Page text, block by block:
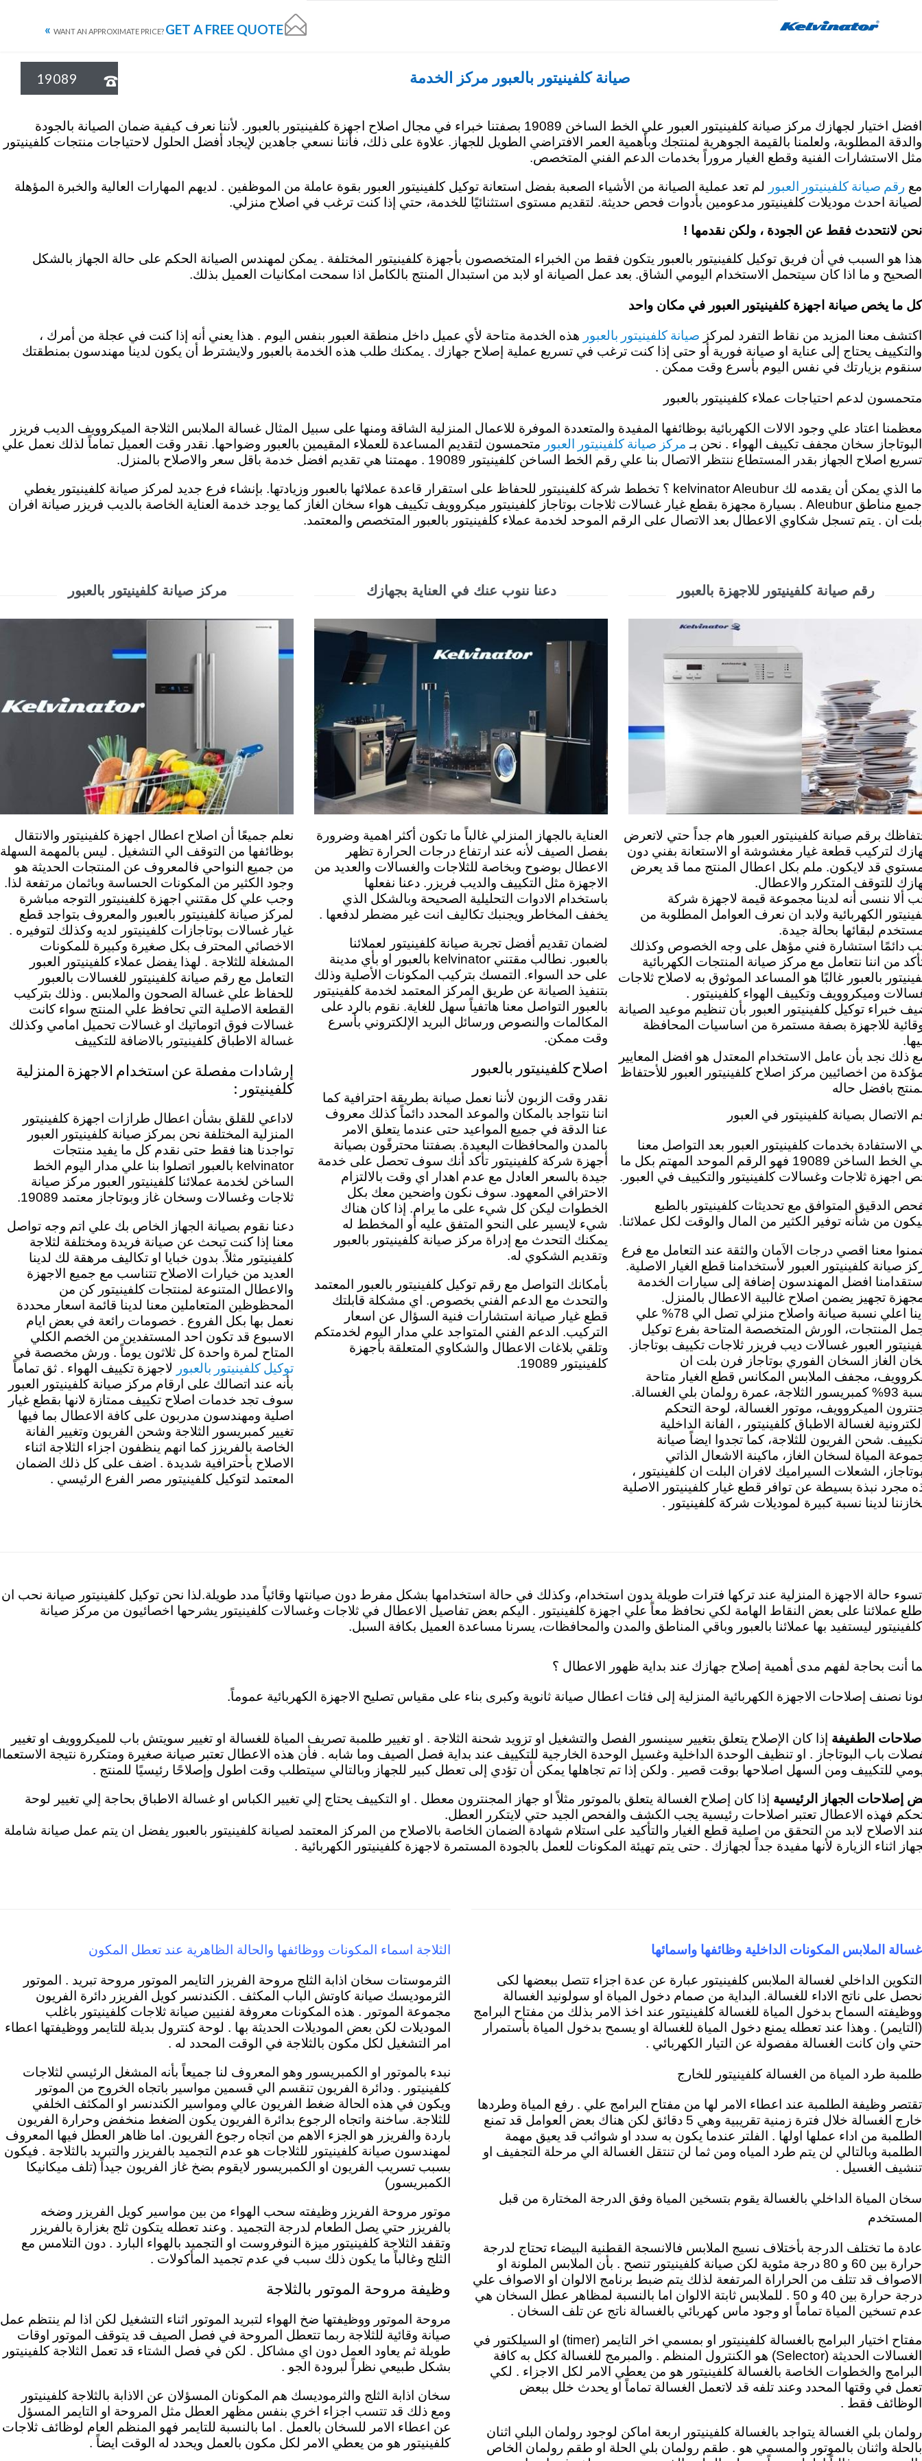
Skip

GET A FREE QUOTE »
صيانة كلفينيتور بالعبور مركز الخدمة 
19089
افضل اختيار لجهازك مركز صيانة كلفينيتور العبور علي الخط الساخن 19089 بصفتنا خبراء في مجال اصلاح اجهزة كلفينيتور بالعبور. لأننا نعرف كيفية ضمان الصيانة بالجودة
والدقة المطلوبة، ولعلمنا بالقيمة الجوهرية لمنتجك وبأهمية العمر الافتراضي الطويل للجهاز. علاوة على ذلك، فأننا نسعي جاهدين لإيجاد أفضل الحلول لاحتياجات منتجات كلفينيتور
مثل الاستشارات الفنية وقطع الغيار مروراً بخدمات الدعم الفني المتخصص.
مع رقم صيانة كلفينيتور العبور
لم تعد عملية الصيانة من الأشياء الصعبة بفضل استعانة توكيل كلفينيتور العبور بقوة عاملة من الموظفين . لديهم المهارات العالية والخبرة المؤهلة
لصيانة احدث موديلات كلفينيتور مدعومين بأدوات فحص حديثة. لتقديم مستوى استثنائيًا للخدمة، حتي إذا كنت ترغب في اصلاح منزلي.
نحن لانتحدث فقط عن الجودة ، ولكن نقدمها !
هذا هو السبب في أن فريق توكيل كلفينيتور بالعبور يتكون فقط من الخبراء المتخصصون بأجهزة كلفينيتور المختلفة . يمكن لمهندس الصيانة الحكم على حالة الجهاز بالشكل
الصحيح و ما اذا كان سيتحمل الاستخدام اليومي الشاق. بعد عمل الصيانة او لابد من استبدال المنتج بالكامل اذا سمحت امكانيات العميل بذلك.
كل ما يخص صيانة اجهزة كلفينيتور العبور في مكان واحد
اكتشف معنا المزيد من نقاط التفرد لمركز صيانة كلفينيتور بالعبور هذه الخدمة متاحة لأي عميل داخل منطقة العبور بنفس اليوم . هذا يعني أنه إذا كنت في عجلة من أمرك ،
والتكييف يحتاج إلى عناية او صيانة فورية أو حتى إذا كنت ترغب في تسريع عملية إصلاح جهازك . يمكنك طلب هذه الخدمة بالعبور ولايشترط أن يكون لدينا مهندسون بمنطقتك
سنقوم بزيارتك في نفس اليوم بأسرع وقت ممكن .
متحمسون لدعم احتياجات عملاء كلفينيتور بالعبور
معظمنا اعتاد علي وجود الالات الكهربائية بوظائفها المفيدة والمتعددة الموفرة للاعمال المنزلية الشاقة ومنها على سبيل المثال غسالة الملابس الثلاجة الميكروويف الديب فريزر
البوتاجاز سخان مجفف تكييف الهواء . نحن بـ مركز صيانة كلفينيتور العبور متحمسون لتقديم المساعدة للعملاء المقيمين بالعبور وضواحها. نقدر وقت العميل تماماً لذلك نعمل علي
تسريع اصلاح الجهاز بقدر المستطاع ننتظر الاتصال بنا علي رقم الخط الساخن كلفينيتور 19089 . مهمتنا هي تقديم افضل خدمة باقل سعر والاصلاح بالمنزل.
ما الذي يمكن أن يقدمه لك kelvinator Aleubur ؟
تخطط شركة كلفينيتور للحفاظ على استقرار قاعدة عملائها بالعبور وزيادتها. بإنشاء فرع جديد لمركز صيانة كلفينيتور يغطي
جميع مناطق Aleubur . بسيارة مجهزة بقطع غيار غسالات ثلاجات بوتاجاز كلفينيتور ميكروويف تكييف هواء سخان الغاز كما يوجد خدمة العناية الخاصة بالديب فريزر صيانة افران
بلت ان . يتم تسجل شكاوي الاعطال بعد الاتصال على الرقم الموحد لخدمة عملاء كلفينيتور بالعبور المتخصص والمعتمد.
مركز صيانة كلفينيتور بالعبور
نعلم جميعًا أن اصلاح اعطال اجهزة كلفينيتور والانتقال
بوظائفها من التوقف الي التشغيل . ليس بالمهمة السهلة
من جميع النواحي فالمعروف عن المنتجات الحديثة هو
وجود الكثير من المكونات الحساسة وباثمان مرتفعة لذا.
وجب علي كل مقتني اجهزة كلفينيتور التوجه مباشرة
لمركز صيانة كلفينيتور بالعبور والمعروف بتواجد قطع
غيار غسالات بوتاجازات كلفينيتور لديه وكذلك لتوفيره .
الاخصائي المحترف بكل صغيرة وكبيرة للمكونات
المشغلة للثلاجة . لهذا يفضل عملاء كلفينيتور العبور
التعامل مع رقم صيانة كلفينيتور للغسالات بالعبور
للحفاظ علي غسالة الصحون والملابس . وذلك بتركيب
القطعة الاصلية التي تحافظ علي المنتج سواء كانت
غسالات فوق اتوماتيك او غسالات تحميل امامي وكذلك
غسالة الاطباق كلفينيتور بالاضافة للتكييف
إرشادات مفصلة عن استخدام الاجهزة المنزلية
كلفينيتور :
لاداعي للقلق بشأن اعطال طرازات اجهزة كلفينيتور
المنزلية المختلفة نحن بمركز صيانة كلفينيتور العبور
تواجدنا هنا فقط حتى نقدم كل ما يفيد منتجات
kelvinator بالعبور اتصلوا بنا علي مدار اليوم الخط
الساخن لخدمة عملائنا كلفينيتور العبور مركز صيانة
ثلاجات وغسالات وسخان غاز وبوتاجاز معتمد 19089.
دعنا نقوم بصيانة الجهاز الخاص بك علي اتم وجه تواصل
معنا إذا كنت تبحث عن صيانة فريدة ومختلفة لثلاجة
كلفينيتور مثلاً. بدون خبايا او تكاليف مرهقة لك لدينا
العديد من خيارات الاصلاح تتناسب مع جميع الاجهزة
والاعطال المتنوعة لمنتجات كلفينيتور كن من
المحظوظين المتعاملين معنا لدينا قائمة اسعار محددة
نعمل بها بكل الفروع . خصومات رائعة في بعض ايام
الاسبوع قد تكون احد المستفدين من الخصم الكلي
المتاح لمرة واحدة كل ثلاثون يوماً . ورش مخصصة في
توكيل كلفينيتور بالعبور
لاجهزة تكييف الهواء . ثق تماماً
بأنه عند اتصالك على ارقام مركز صيانة كلفينيتور العبور
سوف تجد خدمات اصلاح تكييف ممتازة لانها بقطع غيار
اصلية ومهندسون مدربون على كافة الاعطال بما فيها
تغيير كمبريسور الثلاجة وشحن الفريون وتغيير الفانة
الخاصة بالفريزز كما انهم ينظفون اجزاء الثلاجة اثناء
الاصلاح بأحترافية شديدة . اضف على كل ذلك الضمان
المعتمد لتوكيل كلفينيتور مصر الفرع الرئيسي .
دعنا ننوب عنك في العناية بجهازك
العناية بالجهاز المنزلي غالباً ما تكون أكثر اهمية وضرورة
بفصل الصيف لأنه عند ارتفاع درجات الحرارة تظهر
الاعطال بوضوح وبخاصة للثلاجات والغسالات والعديد من
الاجهزة مثل التكييف والديب فريزر. دعنا نفعلها
باستخدام الادوات التحليلية الصحيحة وبالشكل الذي
يخفف المخاطر ويجنبك تكاليف انت غير مضطر لدفعها .
لضمان تقديم أفضل تجربة صيانة كلفينيتور لعملائنا
بالعبور. نطالب مقتني kelvinator بالعبور او بأي مدينة
على حد السواء. التمسك بتركيب المكونات الأصلية وذلك
بتنفيذ الصيانة عن طريق المركز المعتمد لخدمة كلفينيتور
بالعبور التواصل معنا هاتفياً سهل للغاية. نقوم بالرد على
المكالمات والنصوص ورسائل البريد الإلكتروني بأسرع
وقت ممكن.
اصلاح كلفينيتور بالعبور
نقدر وقت الزبون لأننا نعمل صيانة بطريقة احترافية كما
اننا نتواجد بالمكان والموعد المحدد دائماً كذلك معروف
عنا الدقة في جميع المواعيد حتى عندما يتعلق الامر
بالمدن والمحافظات البعيدة. بصفتنا محترفًون بصيانة
أجهزة شركة كلفينيتور تأكد أنك سوف تحصل على خدمة
جيدة بالسعر العادل مع عدم اهدار اي وقت بالالتزام
الاحترافي المعهود. سوف نكون واضحين معك بكل
الخطوات ليكن كل شيء على ما يرام. إذا كان هناك
شيء لايسير على النحو المتفق عليه أو المخطط له
يمكنك التحدث مع إدراة مركز صيانة كلفينيتور بالعبور
وتقديم الشكوي له.
بأمكانك التواصل مع رقم توكيل كلفينيتور بالعبور المعتمد
والتحدث مع الدعم الفني بخصوص. اي مشكلة قابلتك
قطع غيار صيانة استشارات فنية السؤال عن اسعار
التركيب. الدعم الفني المتواجد علي مدار اليوم لخدمتكم
وتلقي بلاغات الاعطال والشكاوي المتعلقة بأجهزة
كلفينيتور 19089.
رقم صيانة كلفينيتور للاجهزة بالعبور
برقم صيانة كلفينيتور العبور هام جداً حتي لاتعرض
لتركيب قطعة غيار مغشوشة او الاستعانة بفني دون
قد لايكون. ملم بكل اعطال المنتج مما قد يعرض
للتوقف المتكرر والاعطال.
ألا ننسى أنه لدينا مجموعة قيمة لاجهزة شركة
الكهربائية ولابد ان نعرف العوامل المطلوبة من
لبقائها بحالة جيدة.
دائمًا استشارة فني مؤهل على وجه الخصوص وكذلك
من اننا نتعامل مع مركز صيانة المنتجات الكهربائية
بالعبور غالبًا هو المساعد الموثوق به لاصلاح ثلاجات
وميكروويف وتكييف الهواء كلفينيتور .
خبراء توكيل كلفينيتور العبور بأن تنظيم موعيد الصيانة
للاجهزة بصفة مستمرة من اساسيات المحافظة
ذلك نجد بأن عامل الاستخدام المعتدل هو افضل المعايير
من اخصائيين مركز اصلاح كلفينيتور العبور للأحتفاظ
بافضل حاله
الاتصال بصيانة كلفينيتور في العبور
الاستفادة بخدمات كلفينيتور العبور بعد
التواصل معنا
علي الخط الساخن 19089 فهو الرقم الموحد المهتم بكل ما
اجهزة ثلاجات وغسالات كلفينيتور والتكييف في العبور.
الدقيق المتوافق مع تحديثات كلفينيتور بالطبع
من شأنه توفير الكثير من المال والوقت لكل عملائنا.
معنا اقصي درجات الاَمان والثقة عند التعامل مع فرع
صيانة كلفينيتور العبور لأستخدامنا قطع الغيار الاصلية.
افضل المهندسون إضافة إلى سيارات الخدمة
تجهيز يضمن اصلاح غالبية الاعطال بالمنزل.
لدينا اعلي نسبة صيانة واصلاح منزلي تصل الي 78% علي
المنتجات، الورش المتخصصة المتاحة بفرع توكيل
العبور غسالات ديب فريزر ثلاجات تكييف بوتاجاز.
الغاز السخان الفوري بوتاجاز فرن بلت ان
مجفف الملابس المكانس قطع الغيار متاحة
بنسبة 93% كمبريسور الثلاجة، عمرة رولمان بلي الغسالة.
الميكروويف، موتور الغسالة، لوحة التحكم
لغسالة الاطباق كلفينيتور ، الفانة الداخلية
شحن الفريون للثلاجة، كما تجدوا ايضاً صيانة
المياة لسخان الغاز، ماكينة الاشعال الذاتي
الشعلات السيراميك لافران البلت ان كلفينيتور ،
مجرد نبذة بسيطة عن توافر قطع غيار كلفينيتور الاصلية
لدينا نسبة كبيرة لموديلات شركة كلفينيتور .
تسوء حالة الاجهزة المنزلية عند تركها فترات طويلة بدون استخدام، وكذلك في حالة استخدامها بشكل مفرط دون صيانتها وقائياً مدد طويلة.لذا نحن توكيل كلفينيتور صيانة نحب ان
طلع عملائنا على بعض النقاط الهامة لكي نحافظ معاً علي اجهزة كلفينيتور . اليكم بعض تفاصيل الاعطال في ثلاجات وغسالات كلفينيتور يشرحها اخصائيون من مركز صيانة
كلفينيتور ليستفيد بها عملائنا بالعبور وباقي المناطق والمدن والمحافظات، يسرنا مساعدة العميل بكافة السبل.
أنت بحاجة لفهم مدى أهمية إصلاح جهازك عند بداية ظهور الاعطال ؟
نصنف إصلاحات الاجهزة الكهربائية المنزلية إلى فئات اعطال صيانة ثانوية وكبرى بناء على مقياس تصليح الاجهزة الكهربائية عموماً.
الطفيفة إذا كان الإصلاح يتعلق بتغيير سينسور الفصل والتشغيل او تزويد شحنة الثلاجة . او تغيير طلمبة تصريف المياة للغسالة او تغيير سويتش باب للميكروويف او تغيير
باب البوتاجاز . او تنظيف الوحدة الداخلية وغسيل الوحدة الخارجية للتكييف عند بداية فصل الصيف وما شابه . فأن هذه الاعطال تعتبر صيانة صغيرة ومتكررة نتيجة
للتكييف ومن السهل اصلاحها بوقت قصير . ولكن إذا تم تجاهلها يمكن أن تؤدي إلى تعطل كبير للجهاز وبالتالي سيتطلب وقت اطول وإصلاحًا رئيسيًا للمنتج .
إصلاحات الجهاز الرئيسية إذا كان إصلاح الغسالة يتعلق بالموتور مثلاً او جهاز المجنترون معطل . او التكييف يحتاج إلي تغيير الكباس او غسالة الاطباق بحاجة إلي تغيير لوحة
فهذه الاعطال تعتبر اصلاحات رئيسية يجب الكشف والفحص الجيد حتي لايتكرر العطل.
الاصلاح لابد من التحقق من اصلية قطع الغيار والتأكيد على استلام شهادة الضمان الخاصة بالاصلاح من المركز المعتمد لصيانة كلفينيتور بالعبور يفضل ان يتم عمل صيانة شاملة
اثناء الزيارة لأنها مفيدة جداً لجهازك . حتى يتم تهيئة المكونات للعمل بالجودة المستمرة لاجهزة كلفينيتور الكهربائية .
الثلاجة اسماء المكونات ووظائفها والحالة الظاهرية عند تعطل المكون
الثرموستات سخان اذابة الثلج مروحة الفريزر التايمر الموتور مروحة تبريد . الموتور
الثرموديسك صيانة كاوتش الباب المكثف . الكندنسر كويل الفريزر دائرة الفريون
مجموعة الموتور . هذه المكونات معروفة لفنيين صيانة ثلاجات كلفينيتور باغلب
الموديلات لكن بعض الموديلات الحديثة بها . لوحة كنترول بديلة للتايمر ووظيفتها اعطاء
امر التشغيل لكل مكون بالثلاجة في الوقت المحدد له .
نبدء بالموتور او الكمبريسور وهو المعروف لنا جميعاً بأنه المشغل الرئيسي لثلاجات
كلفينيتور . ودائرة الفريون تنقسم الي قسمين مواسير باتجاه الخروج من الموتور
ويكون في هذه الحالة ضغط الفريون عالي ومواسير الكندنسر او المكثف الخلفي
للثلاجة. ساخنة واتجاه الرجوع بدائرة الفريون يكون الضغط منخفض وحرارة الفريون
باردة والفريزر هو الجزء الاهم من اتجاه رجوع الفريون. اما ظاهر العطل فيها المعروف
لمهندسون صيانة كلفينيتور للثلاجات هو عدم التجميد بالفريزر والتبريد بالثلاجة . فيكون
بسبب تسريب الفريون او الكمبريسور لايقوم بضخ غاز الفريون جيداً (تلف ميكانيكا
الكمبريسور)
موتور مروحة الفريزر وظيفته سحب الهواء من بين مواسير كويل الفريزر وضخه
بالفريزر حتي يصل الطعام لدرجة التجميد . وعند تعطله يتكون ثلج بغزارة بالفريزر
وتقفد الثلاجة كلفينيتور ميزة النوفروست او التجميد بالهواء البارد . دون التلامس مع
الثلج وغالباً ما يكون ذلك سبب في عدم تجميد المأكولات .
وظيفة مروحة الموتور بالثلاجة
مروحة الموتور ووظيفتها ضخ الهواء لتبريد الموتور اثناء التشغيل لكن اذا لم ينتظم عمل
صيانة وقائية للثلاجة ربما تتعطل المروحة في فصل الصيف قد يتوقف الموتور اوقات
طويلة ثم يعاود العمل دون اي مشاكل . لكن في فصل الشتاء قد تعمل الثلاجة كلفينيتور
بشكل طبيعي نظراً لبرودة الجو .
سخان اذابة الثلج والثرموديسك هم المكونان المسؤلان عن الاذابة بالثلاجة كلفينيتور
ومع ذلك قد تتسب اجزاء اخري بنفس مظهر العطل مثل المروحة او التايمر المسؤل
عن اعطاء الامر للسخان بالعمل . اما بالنسبة للتايمر فهو المنظم العام لوظائف ثلاجات
كلفينيتور هو من يعطي الامر لكل مكون بالعمل ويحدد له الوقت ايضاً .
غسالة الملابس المكونات الداخلية وظائفها واسمائها
التكوين الداخلي لغسالة الملابس كلفينيتور عبارة عن عدة اجزاء تتصل ببعضها لكى
نحصل على ناتج الاداء للغسالة. البداية من صمام دخول المياة او سولونيد الغسالة
ووظيفته السماح بدخول المياة للغسالة كلفينيتور عند اخذ الامر بذلك من مفتاح البرامج
(التايمر) . وهذا عند تعطله يمنع دخول المياة للغسالة او يسمح بدخول المياة بأستمرار
حتي وان كانت الغسالة مفصولة عن التيار الكهربائي .
طلمبة طرد المياة من الغسالة كلفينيتور للخارج
تقتصر وظيفة الطلمبة عند اعطاء الامر لها من مفتاح البرامج علي . رفع المياة وطردها
خارج الغسالة خلال فترة زمنية تقريبية وهي 5 دقائق لكن هناك بعض العوامل قد تمنع
الطلمبة من اداء عملها اولها . الفلتر عندما يكون به سدد او شوائب قد يعيق مهمة
الطلمبة وبالتالي لن يتم طرد المياه ومن ثما لن تنتقل الغسالة الي مرحلة التجفيف او
تنشيف الغسيل .
سخان المياة الداخلي بالغسالة يقوم بتسخين المياة وفق الدرجة المختارة من قبل
المستخدم
عادة ما تختلف الدرجة بأختلاف نسيج الملابس فالانسجة القطنية البيضاء تحتاج لدرجة
حرارة بين 60 و 80 درجة مئوية لكن صيانة كلفينيتور تنصح . بأن الملابس الملونة او
الاصواف قد تتلف من الحراراة المرتفعة لذلك يتم ضبط برنامج الالوان او الاصواف علي
درجة حرارة بين 40 و 50 . للملابس ثابتة الالوان اما بالنسبة لمظاهر عطل السخان هي
عدم تسخين المياة تماماً او وجود ماس كهربائي بالغسالة ناتج عن تلف السخان .
مفتاح اختيار البرامج بالغسالة كلفينيتور او بمسمي اخر التايمر (timer) او السيلكتور في
الغسالات الحديثة (Selector) هو الكنترول المنظم . والمبرمج للغسالة ككل به كافة
البرامج والخطوات الخاصة بالغسالة كلفينيتور هو من يعطي الامر لكل الاجزاء . لكي
تعمل في وقتها المحدد وعند تلفه قد لاتعمل الغسالة تماماً او يحدث خلل ببعض
الوظائف فقط .
رولمان بلي الغسالة يتواجد بالغسالة كلفينيتور اربعة اماكن لوجود رولمان البلي اثنان
بالحلة واثنان بالموتور والمسمي هو . طقم رولمان بلي الحلة او طقم رولمان الخاص
وكيل صيانة كلفينيتور الاسكندرية كلفينيتور المنصورة كلفينيتور المنوفية كلفينيتور البحيرة